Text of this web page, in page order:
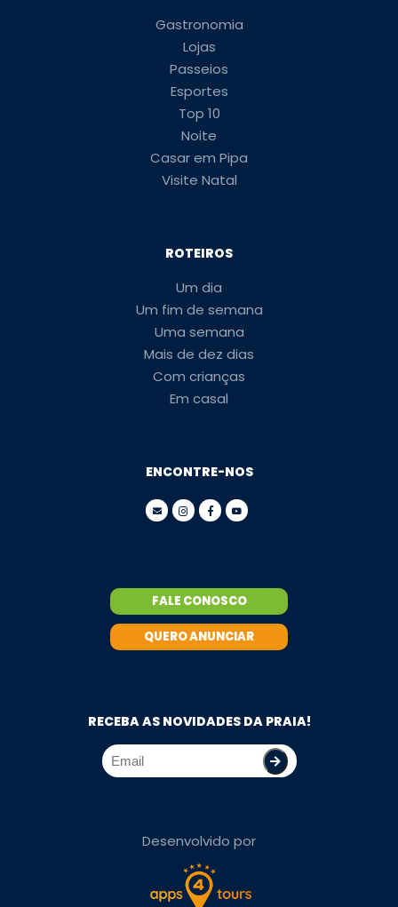
Gastronomia
Lojas
Passeios
Esportes
Top 10
Noite
Casar em Pipa
Visite Natal
ROTEIROS
Um dia
Um fim de semana
Uma semana
Mais de dez dias
Com crianças
Em casal
ENCONTRE-NOS
FALE CONOSCO
QUERO ANUNCIAR
RECEBA AS NOVIDADES DA PRAIA!
Desenvolvido por